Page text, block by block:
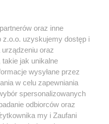
Skontakuj sięz nami
oraz inne
z.o.o. uzyskujemy dostęp i
oraz
jak unikalne
wysyłane przez
w celu zapewniania
spersonalizowanych
odbiorców oraz
my i Zaufani